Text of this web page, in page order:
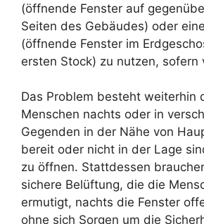
(öffnende Fenster auf
Seiten des Gebäudes) oder
(öffnende Fenster im
ersten Stock) zu nutzen, sofern
Das Problem besteht weiterhin
Menschen nachts oder in
Gegenden in der Nähe von
bereit oder nicht in der Lage
zu öffnen. Stattdessen
sichere Belüftung, die die
ermutigt, nachts die Fenster
ohne sich Sorgen um die